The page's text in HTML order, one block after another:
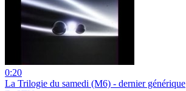
0:20
La Trilogie du samedi (M6) - dernier générique